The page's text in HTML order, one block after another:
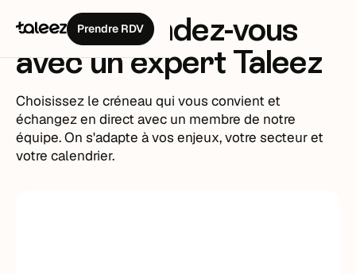
Prendre RDV
Prenezrendez-vous
avec un expert Taleez
Choisissez le créneau qui vous convient et
échangez en direct avec un membre de notre
équipe. On s'adapte à vos enjeux, votre secteur et
votre calendrier.